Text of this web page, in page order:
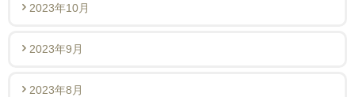
2023年10月
2023年9月
2023年8月